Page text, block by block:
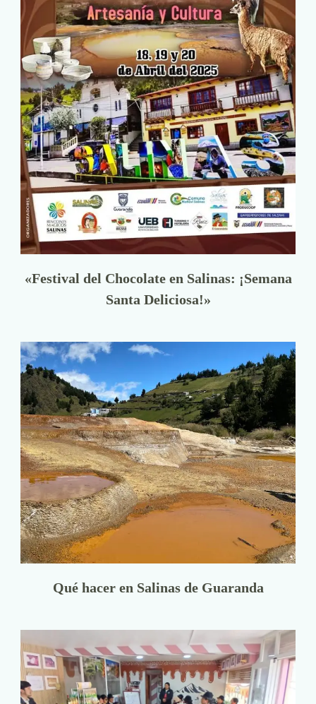
«Festival del Chocolate en Salinas: ¡Semana
Santa Deliciosa!»
Qué hacer en Salinas de Guaranda